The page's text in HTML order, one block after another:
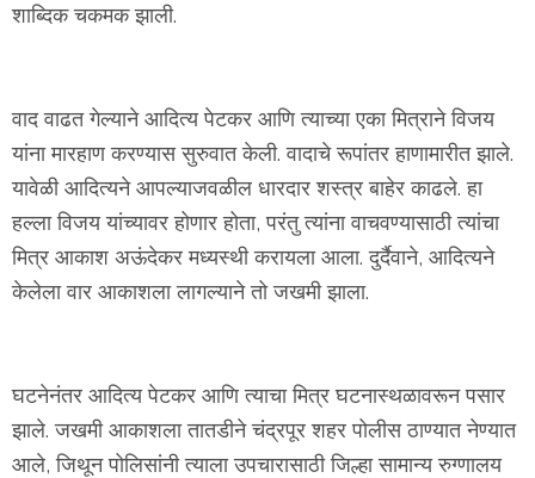
शाब्दिक चकमक झाली.
वाद वाढत गेल्याने आदित्य पेटकर आणि त्याच्या एका मित्राने विजय
यांना मारहाण करण्यास सुरुवात केली. वादाचे रूपांतर हाणामारीत झाले.
यावेळी आदित्यने आपल्याजवळील धारदार शस्त्र बाहेर काढले. हा
हल्ला विजय यांच्यावर होणार होता, परंतु त्यांना वाचवण्यासाठी त्यांचा
मित्र आकाश अऊंदेकर मध्यस्थी करायला आला. दुर्दैवाने, आदित्यने
केलेला वार आकाशला लागल्याने तो जखमी झाला.
घटनेनंतर आदित्य पेटकर आणि त्याचा मित्र घटनास्थळावरून पसार
झाले. जखमी आकाशला तातडीने चंद्रपूर शहर पोलीस ठाण्यात नेण्यात
आले, जिथून पोलिसांनी त्याला उपचारासाठी जिल्हा सामान्य रुग्णालय